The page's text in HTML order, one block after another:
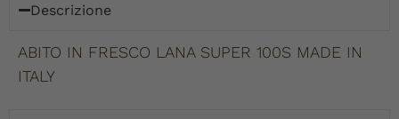
Descrizione
ABITO IN FRESCO LANA SUPER 100S MADE IN
ITALY